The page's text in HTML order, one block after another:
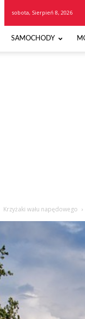
sobota, Sierpień 8, 2026
SAMOCHODY
Krzyżaki wału napędowego